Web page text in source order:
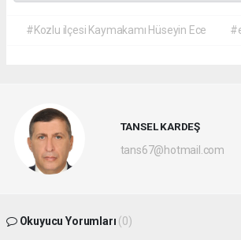
#Kozlu ilçesi Kaymakamı Hüseyin Ece
TANSEL KARDEŞ
tans67@hotmail.com
Okuyucu Yorumları (0)